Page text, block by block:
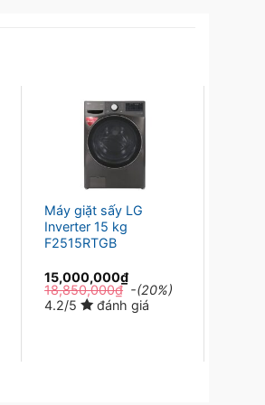
Máy giặt sấy LG
Inverter 15 kg
F2515RTGB
15,000,000₫
18,850,000₫ -(20%)
4.2/5
đánh giá